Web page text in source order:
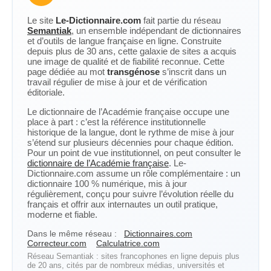
Le site Le-Dictionnaire.com fait partie du réseau
Semantiak, un ensemble indépendant de dictionnaires
et d’outils de langue française en ligne. Construite
depuis plus de 30 ans, cette galaxie de sites a acquis
une image de qualité et de fiabilité reconnue. Cette
page dédiée au mot transgénose s’inscrit dans un
travail régulier de mise à jour et de vérification
éditoriale.
Le dictionnaire de l’Académie française occupe une
place à part : c’est la référence institutionnelle
historique de la langue, dont le rythme de mise à jour
s’étend sur plusieurs décennies pour chaque édition.
Pour un point de vue institutionnel, on peut consulter le
dictionnaire de l’Académie française. Le-
Dictionnaire.com assume un rôle complémentaire : un
dictionnaire 100 % numérique, mis à jour
régulièrement, conçu pour suivre l’évolution réelle du
français et offrir aux internautes un outil pratique,
moderne et fiable.
Dans le même réseau :
Dictionnaires.com
Correcteur.com
Calculatrice.com
Réseau Semantiak : sites francophones en ligne depuis plus
de 20 ans, cités par de nombreux médias, universités et